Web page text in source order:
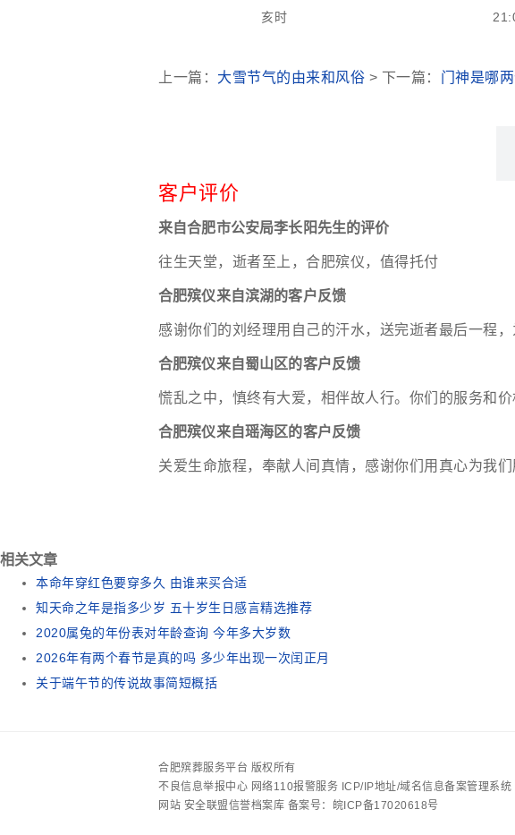
亥时
上一篇： 大雪节气的由来和风俗 > 下一篇： 门神是哪
客户评价
来自合肥市公安局李长阳先生的评价
往生天堂，逝者至上，合肥殡仪，值得托付
合肥殡仪来自滨湖的客户反馈
感谢你们的刘经理用自己的汗水，送完逝者最后一程
合肥殡仪来自蜀山区的客户反馈
慌乱之中，慎终有大爱，相伴故人行。你们的服务和
合肥殡仪来自瑶海区的客户反馈
关爱生命旅程，奉献人间真情，感谢你们用真心为我
相关文章
本命年穿红色要穿多久 由谁来买合适
知天命之年是指多少岁 五十岁生日感言精选推荐
2020属兔的年份表对年龄查询 今年多大岁数
2026年有两个春节是真的吗 多少年出现一次闰正月
关于端午节的传说故事简短概括
合肥殡葬服务平台 版权所有
不良信息举报中心 网络110报警服务 ICP/IP地址/域名信息备案管理系统
网站 安全联盟信誉档案库 备案号：皖ICP备17020618号